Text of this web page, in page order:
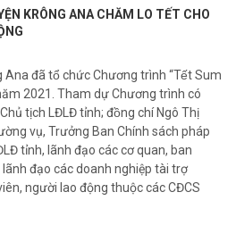
KRÔNG ANA CHĂM LO TẾT CHO
Ana đã tổ chức Chương trình “Tết Sum
2021. Tham dự Chương trình có
tịch LĐLĐ tỉnh; đồng chí Ngô Thị
vụ, Trưởng Ban Chính sách pháp
tỉnh, lãnh đạo các cơ quan, ban
đạo các doanh nghiệp tài trợ
người lao động thuộc các CĐCS